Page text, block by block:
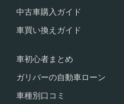
中古車購入ガイド
車買い換えガイド
車初心者まとめ
ガリバーの自動車ローン
車種別口コミ